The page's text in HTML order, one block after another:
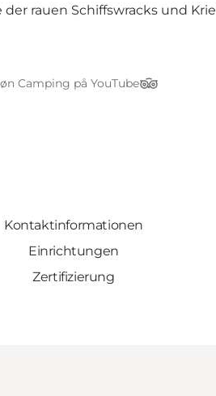
der rauen Schiffswracks und
Camping på YouTube
TripAdvisor
Kontaktinformationen
Einrichtungen
Zertifizierung